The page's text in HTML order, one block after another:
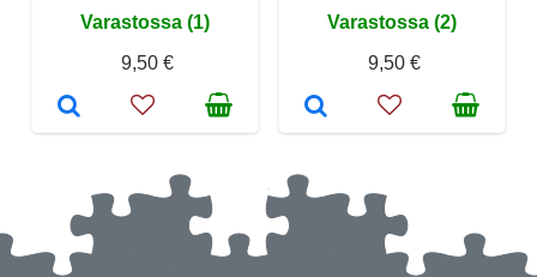
Varastossa (1)
9,50 €
Varastossa (2)
9,50 €